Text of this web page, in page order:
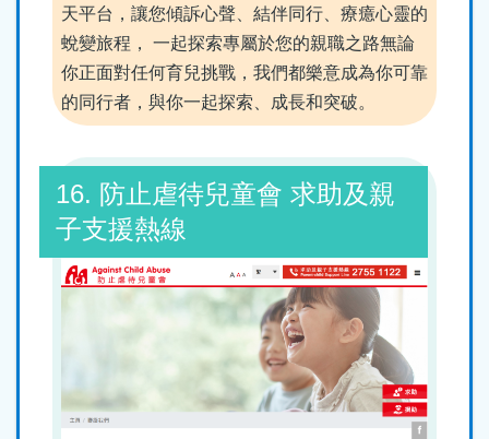
天平台，讓您傾訴心聲、結伴同行、療癔心靈的
蛻變旅程， 一起探索專屬於您的親職之路無論
你正面對任何育兒挑戰，我們都樂意成為你可靠
的同行者，與你一起探索、成長和突破。
16. 防止虐待兒童會 求助及親
子支援熱線